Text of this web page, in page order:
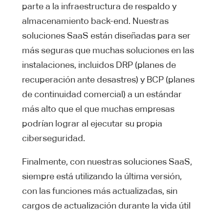
parte a la infraestructura de respaldo y
almacenamiento back-end. Nuestras
soluciones SaaS están diseñadas para ser
más seguras que muchas soluciones en las
instalaciones, incluidos DRP (planes de
recuperación ante desastres) y BCP (planes
de continuidad comercial) a un estándar
más alto que el que muchas empresas
podrían lograr al ejecutar su propia
ciberseguridad.
Finalmente, con nuestras soluciones SaaS,
siempre está utilizando la última versión,
con las funciones más actualizadas, sin
cargos de actualización durante la vida útil